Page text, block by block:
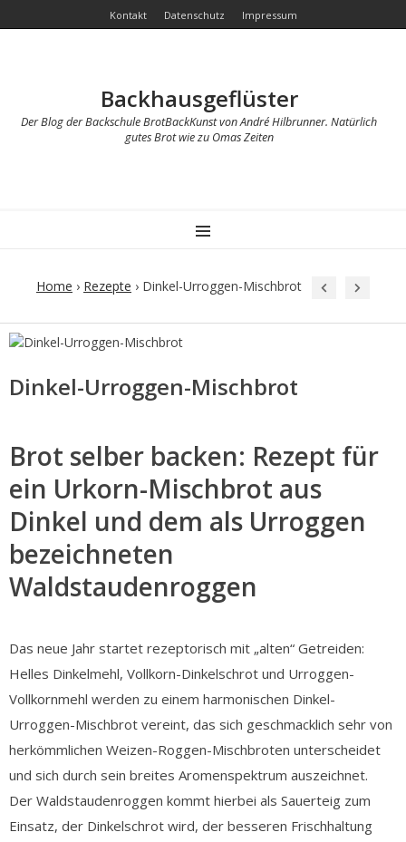
Kontakt Datenschutz Impressum
Backhausgeflüster
Der Blog der Backschule BrotBackKunst von André Hilbrunner. Natürlich
gutes Brot wie zu Omas Zeiten
MENU
Home › Rezepte › Dinkel-Urroggen-Mischbrot
Dinkel-Urroggen-Mischbrot
Brot selber backen: Rezept für
ein Urkorn-Mischbrot aus
Dinkel und dem als Urroggen
bezeichneten
Waldstaudenroggen
Das neue Jahr startet rezeptorisch mit „alten“ Getreiden:
Helles Dinkelmehl, Vollkorn-Dinkelschrot und Urroggen-
Vollkornmehl werden zu einem harmonischen Dinkel-
Urroggen-Mischbrot vereint, das sich geschmacklich sehr von
herkömmlichen Weizen-Roggen-Mischbroten unterscheidet
und sich durch sein breites Aromenspektrum auszeichnet.
Der Waldstaudenroggen kommt hierbei als Sauerteig zum
Einsatz, der Dinkelschrot wird, der besseren Frischhaltung
Post